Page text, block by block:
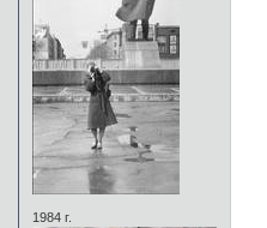
1984 г.